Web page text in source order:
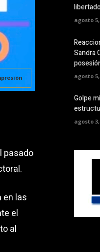
pasado
en las
el
al
agosto 5,
Sandra
agosto 5,
Golpe
agosto 3,